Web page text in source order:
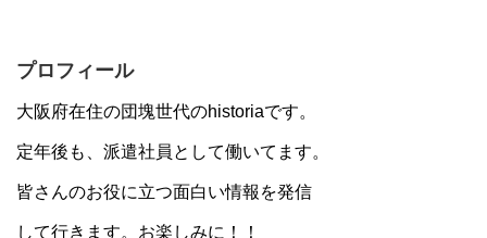
プロフィール
大阪府在住の団塊世代のhistoriaです。
定年後も、派遣社員として働いてます。
皆さんのお役に立つ面白い情報を発信
して行きます。お楽しみに！！